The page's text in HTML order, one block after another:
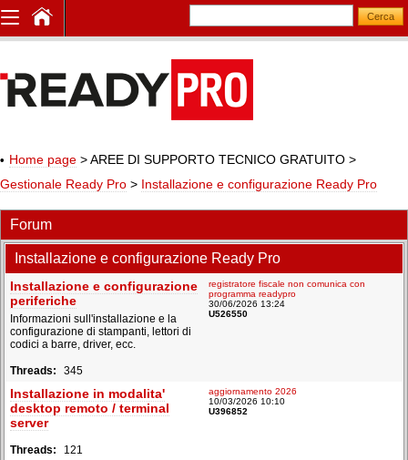
Home page > AREE DI SUPPORTO TECNICO GRATUITO >
Gestionale Ready Pro > Installazione e configurazione Ready Pro
Forum
Installazione e configurazione Ready Pro
Installazione e configurazione
periferiche
Informazioni sull'installazione e la
configurazione di stampanti, lettori di
codici a barre, driver, ecc.
345
registratore fiscale non comunica con
programma readypro
30/06/2026 13:24
U526550
Installazione in modalita'
desktop remoto / terminal
server
121
aggiornamento 2026
10/03/2026 10:10
U396852